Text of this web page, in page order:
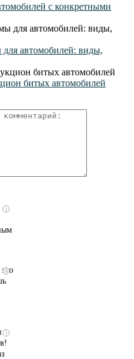
с конкретными
автомобилей: виды,
битых автомобилей
i
i
i